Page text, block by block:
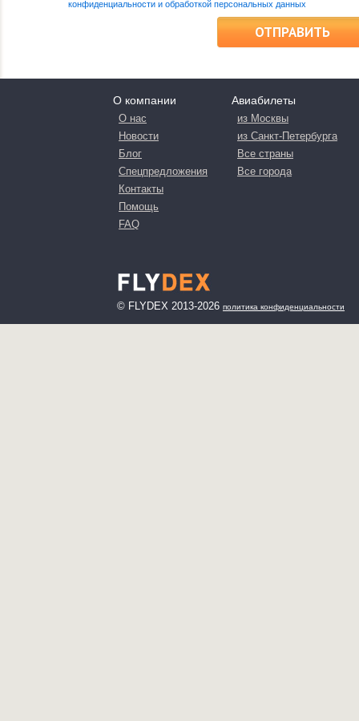
конфиденциальности и обработкой персональных данных
ОТПРАВИТЬ
О компании
О нас
Новости
Блог
Спецпредложения
Контакты
Помощь
FAQ
Авиабилеты
из Москвы
из Санкт-Петербурга
Все страны
Все города
© FLYDEX 2013-2026 политика конфиденциальности